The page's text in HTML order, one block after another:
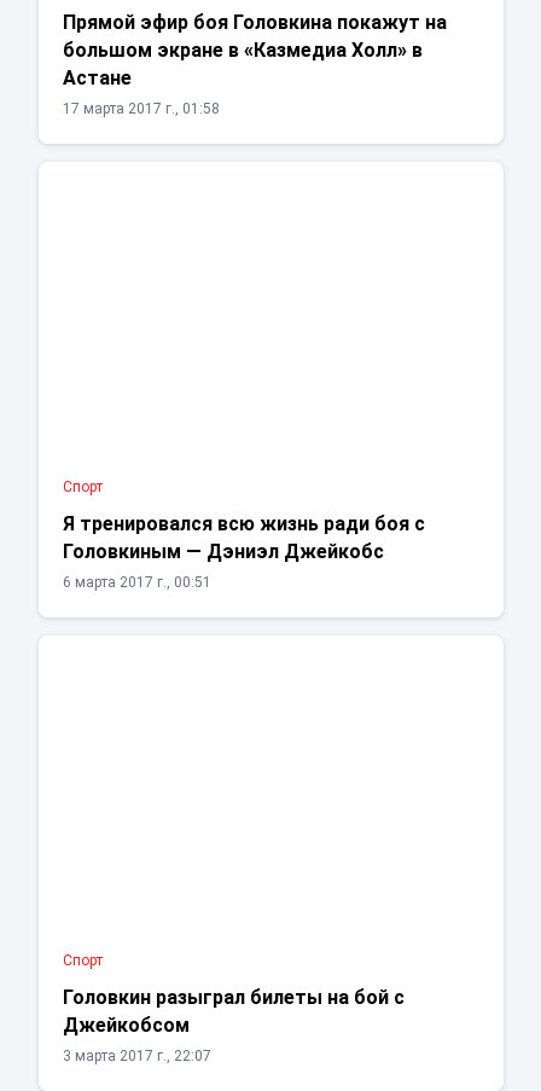
Прямой эфир боя Головкина покажут на
большом экране в «Казмедиа Холл» в
Астане
17 марта 2017 г., 01:58
Спорт
Я тренировался всю жизнь ради боя с
Головкиным — Дэниэл Джейкобс
6 марта 2017 г., 00:51
Спорт
Головкин разыграл билеты на бой с
Джейкобсом
3 марта 2017 г., 22:07